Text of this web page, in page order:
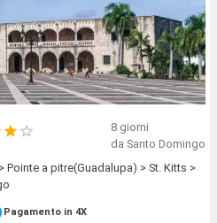
Compagnie
Ricerca
8 giorni
da Santo Domingo
Pointe a pitre(Guadalupa) > St. Kitts >
Pagamento in 4X